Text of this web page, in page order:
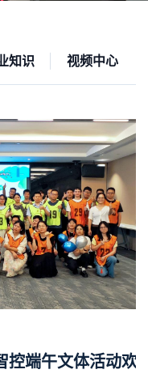
知识 视频中心
控端午文体活动欢